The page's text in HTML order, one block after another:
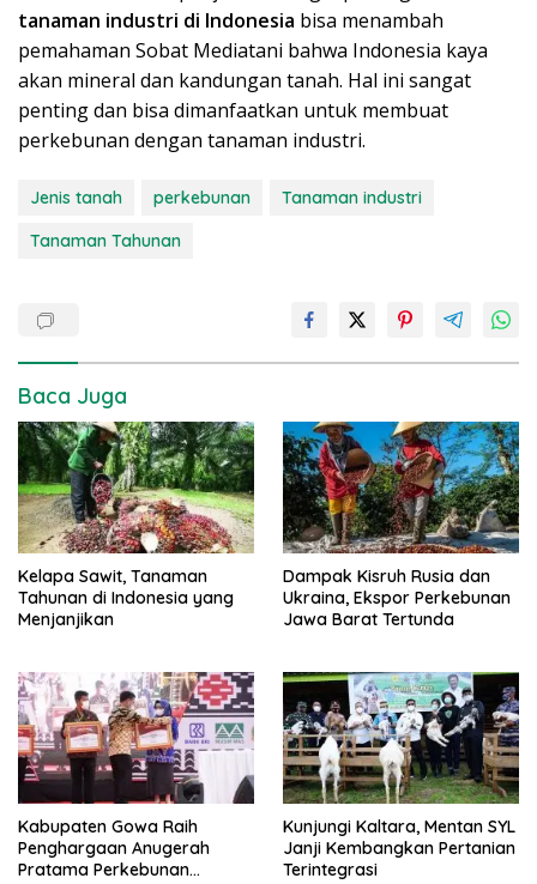
tanaman industri di Indonesia bisa menambah
pemahaman Sobat Mediatani bahwa Indonesia kaya
akan mineral dan kandungan tanah. Hal ini sangat
penting dan bisa dimanfaatkan untuk membuat
perkebunan dengan tanaman industri.
Jenis tanah perkebunan
Tanaman industri
Tanaman Tahunan
Baca Juga
Kelapa Sawit, Tanaman
Tahunan di Indonesia yang
Menjanjikan
Dampak Kisruh Rusia dan
Ukraina, Ekspor Perkebunan
Jawa Barat Tertunda
Kabupaten Gowa Raih
Penghargaan Anugerah
Pratama Perkebunan
Kunjungi Kaltara, Mentan SYL
Janji Kembangkan Pertanian
Terintegrasi